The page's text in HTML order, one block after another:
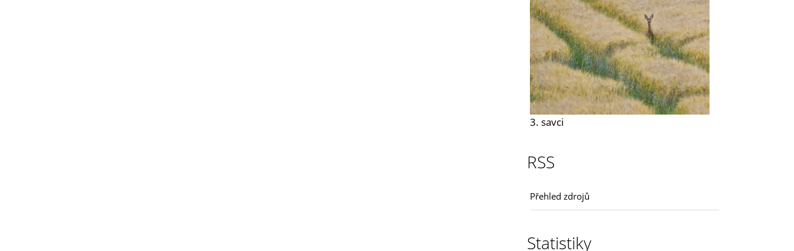
3. savci
RSS
Přehled zdrojů
Statistiky